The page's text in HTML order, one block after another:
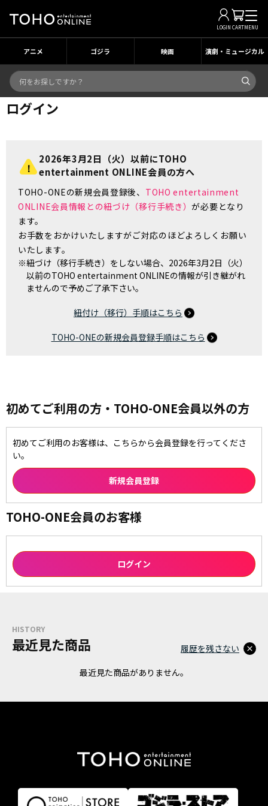
LOGIN CARTMENU
アニメ ゴジラ 映画 演劇・ミュージカル
ログイン
2026年3月2日（火）以前にTOHO
entertainment ONLINE会員の方へ
TOHO-ONEの新規会員登録後、 TOHO entertainment
ONLINE会員情報との紐づけ（移行手続き）が必要となり
ます。
お手数をおかけいたしますがご対応のほどよろしくお願い
いたします。
※紐づけ（移行手続き）をしない場合、2026年3月2日（火）
以前のTOHO entertainment ONLINEの情報が引き継がれ
ませんので予めご了承下さい。
紐付け（移行）手順はこちら
TOHO-ONEの新規会員登録手順はこちら
初めてご利用の方・TOHO-ONE会員以外の方
初めてご利用のお客様は、こちらから会員登録を行ってくださ
い。
TOHO-ONE会員のお客様
HISTORY
最近見た商品
最近見た商品がありません。
履歴を残さない